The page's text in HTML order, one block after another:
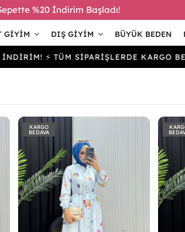
%20 İndirim Başladı!
GIYIM DIŞ GIYIM BÜYÜK BEDEN
⚡ TÜM SİPARİŞLERDE KARGO BEDAVA
KARGO
BEDAVA